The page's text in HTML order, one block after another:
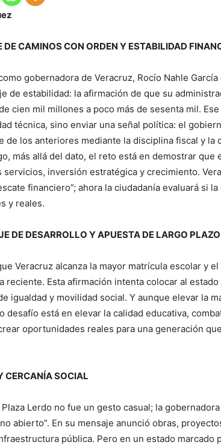
DE CAMINOS CON ORDEN Y ESTABILIDAD
gobernadora de Veracruz, Rocío Nahle
de estabilidad: la afirmación de que su
cien mil millones a poco más de sesenta mil.
técnica, sino enviar una señal política: el
de los anteriores mediante la disciplina fiscal y la
más allá del dato, el reto está en demostrar que
servicios, inversión estratégica y crecimiento.
financiero”; ahora la ciudadanía evaluará si
y reales.
DE DESARROLLO Y APUESTA DE LARGO PLAZO
Veracruz alcanza la mayor matrícula escolar y
reciente. Esta afirmación intenta colocar al
igualdad y movilidad social. Y aunque elevar la
desafío está en elevar la calidad educativa,
oportunidades reales para una generación
CERCANÍA SOCIAL
Lerdo no fue un gesto casual; la
abierto”. En su mensaje anunció obras,
pública. Pero en un estado marcado